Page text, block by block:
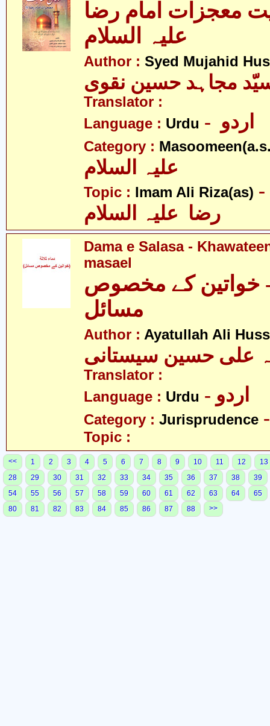
معجزات امام رضا
Author : Syed Mujahid
مجاہد حسین نقوی
Translator :
Language : Urdu
Category :
Topic : Imam Ali Riza(as) - امام علی
رضا علیہ السلام
Dama e Salasa -
masael
- خواتین کے مخصوص
مسائل
Author : Ayatullah Ali
علی حسین سیستانی
Translator :
Language : Urdu - اردو
Category : Jurisprudence
Topic :
<< 1 2 3 4 5 6 7 8 9 10 11 12
13
28
29 30 31 32 33 34 35 36 37 38
39
54
55 56 57 58 59 60 61 62 63 64
65
80
81 82 83 84 85 86 87 88 >>